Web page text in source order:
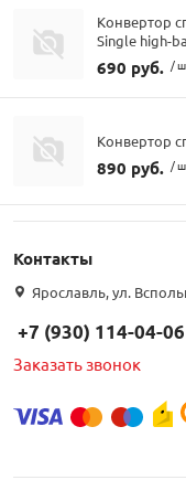
Конвертор
Single high-
690 руб. /
Конвертор
890 руб. /
Контакты
Ярославль, ул.
+7 (930) 114-04-06
Заказать звонок